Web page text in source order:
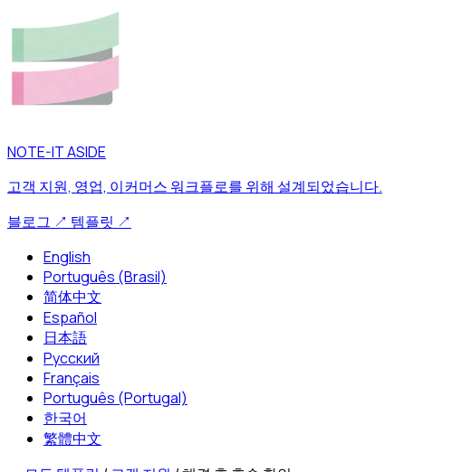
NOTE-IT ASIDE
고객 지원, 영업, 이커머스 워크플로를 위해 설계되었습니다.
블로그 ↗ 템플릿 ↗
English
Português (Brasil)
简体中文
Español
日本語
Русский
Français
Português (Portugal)
한국어
繁體中文